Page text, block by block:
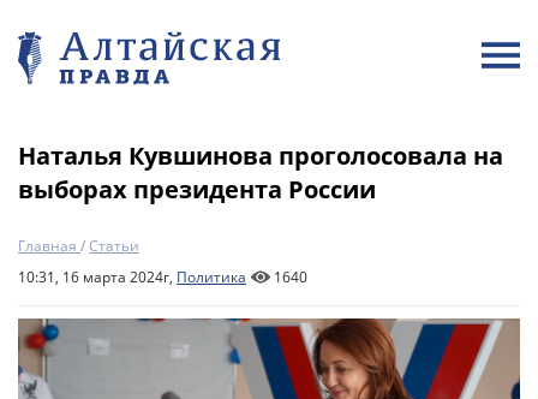
Наталья Кувшинова проголосовала на
выборах президента России
Главная /Статьи
10:31, 16 марта 2024г, Политика 1640